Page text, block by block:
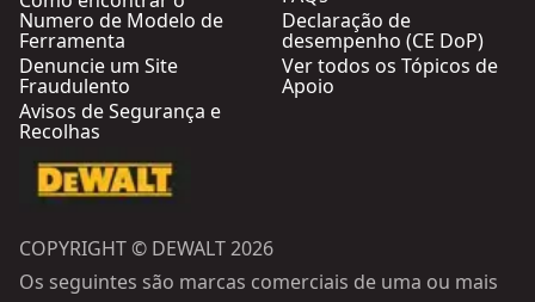
Numero de Modelo de
Ferramenta
Denuncie um Site
Fraudulento
Avisos de Segurança e
Recolhas
Declaração de
desempenho (CE DoP)
Ver todos os Tópicos de
Apoio
COPYRIGHT © DEWALT 2026
Os seguintes são marcas comerciais de uma ou mais